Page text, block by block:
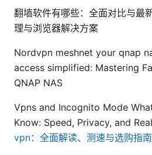
翻墙软件有哪些：全面对比与最
理与浏览器解决方案
Nordvpn meshnet your qnap
access simplified: Mastering
QNAP NAS
Vpns and Incognito Mode
Know: Speed, Privacy, and
vpn：全面解读、测速与选购指